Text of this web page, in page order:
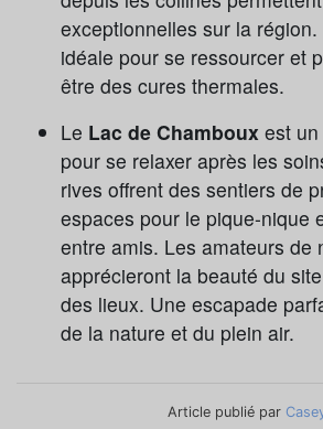
exceptionnelles sur la
idéale pour se ressourcer et
être des cures thermales.
Le Lac de Chamboux est
pour se relaxer après les
rives offrent des sentiers de
espaces pour le pique-nique
entre amis. Les amateurs de
apprécieront la beauté du
des lieux. Une escapade
de la nature et du plein air.
Article publié par